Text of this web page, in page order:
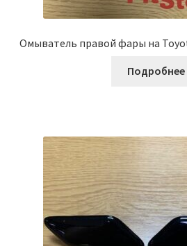
Омыватель правой фары на
Подробнее